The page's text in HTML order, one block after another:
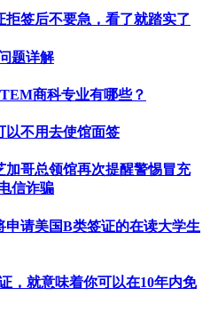
拒签后不要急，看了就踏实了
题详解
商科专业有哪些？
以不用去使馆面签
加哥总领馆再次提醒警惕冒充
信诈骗
申请美国B类签证的在读大学生
，就意味着你可以在10年内免